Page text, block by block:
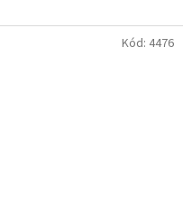
Kód: 4476